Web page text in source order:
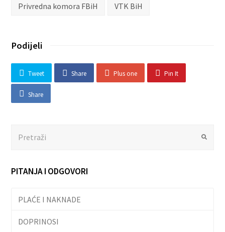
Privredna komora FBiH VTK BiH
Podijeli
Tweet Share Plus one Pin It
Share
Submit
PITANJA I ODGOVORI
PLAĆE I NAKNADE
DOPRINOSI